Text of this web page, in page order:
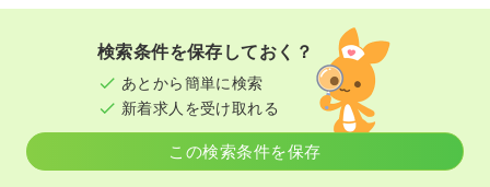
検索条件を保存しておく？
あとから簡単に検索
新着求人を受け取れる
この検索条件を保存